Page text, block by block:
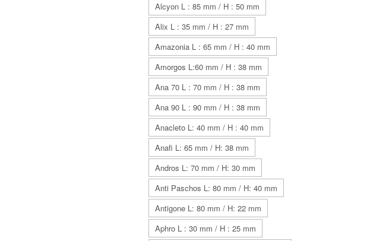
Alcyon L : 85 mm / H : 50 mm
Alix L : 35 mm / H : 27 mm
Amazonia L : 65 mm / H : 40 mm
Amorgos L:60 mm / H : 38 mm
Ana 70 L : 70 mm / H : 38 mm
Ana 90 L : 90 mm / H : 38 mm
Anacleto L: 40 mm / H : 40 mm
Anafi L: 65 mm / H: 38 mm
Andros L: 70 mm / H: 30 mm
Anti Paschos L: 80 mm / H: 40 mm
Antigone L: 80 mm / H: 22 mm
Aphro L : 30 mm / H : 25 mm